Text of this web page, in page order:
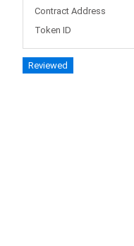
Contract Address
Token ID
Reviewed